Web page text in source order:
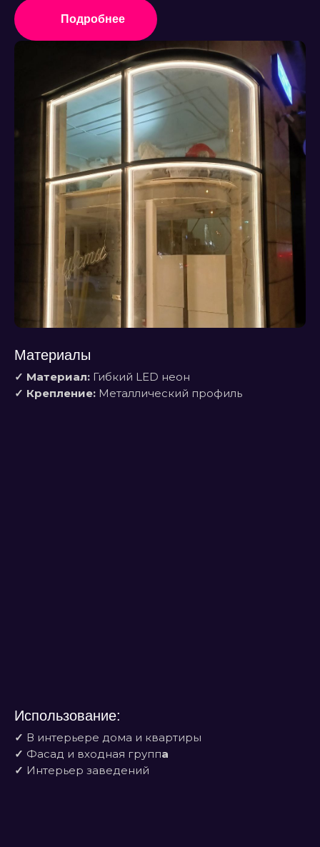
Подробнее
Материалы
✓ Материал: Гибкий LED неон
✓ Крепление: Металлический профиль
Использование:
✓ В интерьере дома и квартиры
✓ Фасад и входная группа
✓ Интерьер заведений